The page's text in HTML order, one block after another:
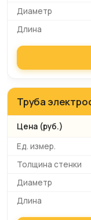
Труба